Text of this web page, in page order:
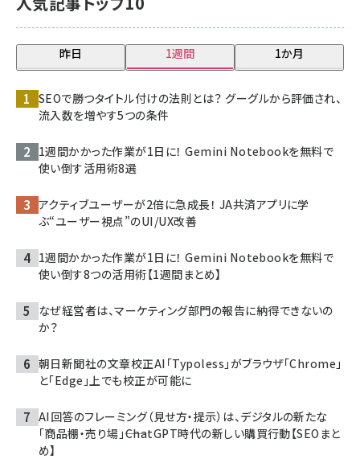
昨日 1週間 1か月
SEOで勝つタイトル付けの法則とは？ グーグルから評価され、
流入数を増やす5つの条件
1週間かかった作業が1日に！ Gemini Notebookを無料で
使い倒す活用術8選
アクティブユーザーが2倍に急成長！ JA共済アプリに学
ぶ“ユーザー視点”のUI/UX改善
1週間かかった作業が1日に！ Gemini Notebookを無料で
使い倒す8つの活用術【1週間まとめ】
なぜ経営者は、マーケティング部門の報告に納得できないの
か？
朝日新聞社の文章校正AI「Typoless」がブラウザ「Chrome」
と「Edge」上でも校正が可能に
AI回答のフレーミング（見せ方・提示）は、デジタルの新たな
「商品棚・売り場」――ChatGPT時代の新しい購買行動【SEOまと
め】